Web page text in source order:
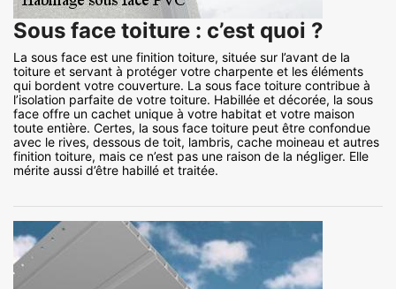
Sous face toiture : c’est quoi ?
La sous face est une finition toiture, située sur l’avant de la
toiture et servant à protéger votre charpente et les éléments
qui bordent votre couverture. La sous face toiture contribue à
l’isolation parfaite de votre toiture. Habillée et décorée, la sous
face offre un cachet unique à votre habitat et votre maison
toute entière. Certes, la sous face toiture peut être confondue
avec le rives, dessous de toit, lambris, cache moineau et autres
finition toiture, mais ce n’est pas une raison de la négliger. Elle
mérite aussi d’être habillé et traitée.